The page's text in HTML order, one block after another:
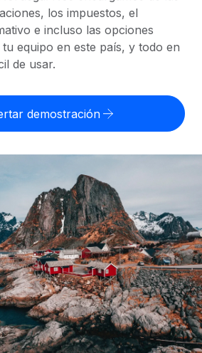
el mundo sin gastar en entidades.
laborales complejas.
en tus flujos de trabajo sin
países
del empleo global según el país.
de EE. UU.
en todos los estados de EE.
Remote
otras empresas.
de RR. HH. globales y nóminas para
con soluciones de RR. HH.
para grandes empresas.
riesgo de clasificación errónea
de clasificación errónea por país.
REMOTE
y plantillas
los impuestos, el
e incluso las opciones
equipo en este país, y todo en
de usar.
demostración